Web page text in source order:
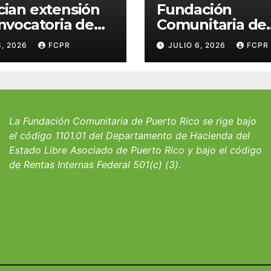
extensión
de
Fondo
J.
2026 FCPR
Fundación
Comunitaria de
Puerto Rico y la
familia Suárez-
albergues
JULIO 6, 2026 FCPR
La Fundación Comunitaria de Puerto Rico se rige bajo
el código 1101.01 del Departamento de Hacienda del
Estado Libre Asociado de Puerto Rico y bajo el código
de Rentas Internas Federal 501(c) (3).